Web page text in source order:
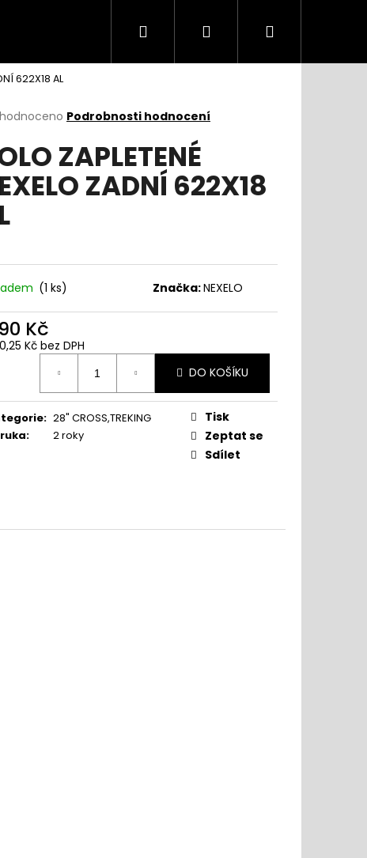
Hledat PřihlášeníNákupní
622X18 AL
Podrobnosti hodnocení
ZAPLETENÉ
ZADNÍ 622X18
(1 ks) Značka:NEXELO
Kč
Kč bez DPH
DO KOŠÍKU
: 28" CROSS,TREKING
: 2 roky
Tisk
Zeptat se
Sdílet